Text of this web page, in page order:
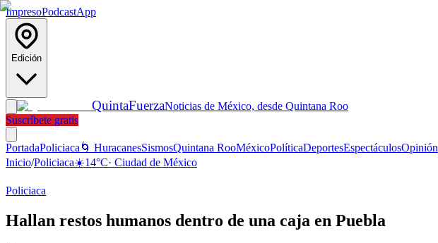
ImpresoPodcastApp
Edición
QuintaFuerzaNoticias de México, desde Quintana Roo
Suscríbete gratis
PortadaPoliciaca 🌀 HuracanesSismosQuintana RooMéxicoPolíticaDeportesEspectáculosOpinión
Inicio/Policiaca☀️14°C· Ciudad de México
Policiaca
Hallan restos humanos dentro de una caja en Puebla